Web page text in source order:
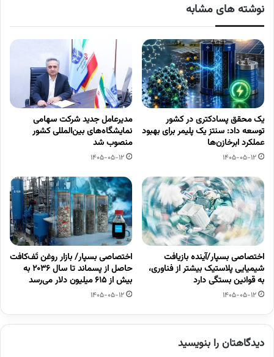
نوشته های مشابه
یک محقق پسادکتری در کشور
توسعه داد: سنتز یک پلیمر برای بهبود
عملکرد ابرخازن‌ها
1405-05-12
مدیرعامل جدید شرکت سهامی
نمایشگاه‌های بین‌المللی کشور
منصوب شد
1405-05-12
اختصاصی بسپار/آینده بازیافت
شیمیایی پلاستیک بیشتر از فناوری،
به قوانین بستگی دارد
1405-05-12
اختصاصی بسپار/ بازار روغن تَف‌کافت
حاصل از پسماند تا سال ۲۰۳۶ به
بیش از ۶۱۵ میلیون دلار می‌رسد
1405-05-12
دیدگاهتان را بنویسید